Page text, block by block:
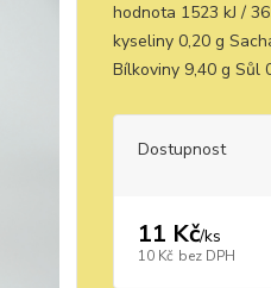
hodnota 1523 kJ /
kyseliny 0,20 g
Bílkoviny 9,40 g Sůl
Dostupnost
11 Kč/ks
10 Kč bez DPH